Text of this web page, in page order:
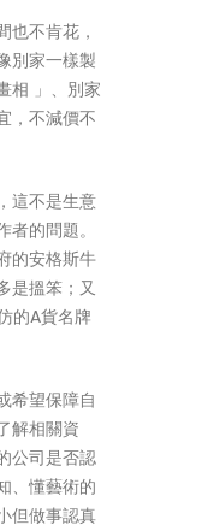
也不肯花，
別家一樣製
相 」、別家
，不減價不
這不是生意
的問題。
的安格斯牛
是搵笨；又
的A貨名牌
希望保障自
解相關資
公司是否認
、懂藝術的
但做事認真